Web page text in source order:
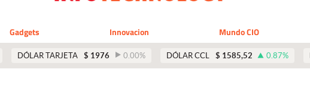
Gadgets Innovacion Mundo CIO
DÓLAR TARJETA $ 1976 0.00% DÓLAR CCL $ 1585,52 0.87%